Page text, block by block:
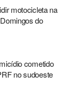
motocicleta na
do
cometido
no sudoeste